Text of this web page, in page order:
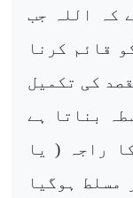
کہ اللہ جب
قائم کرنا
کی تکمیل
بناتا ہے
راجہ ( یا
مسلط ہوگیا